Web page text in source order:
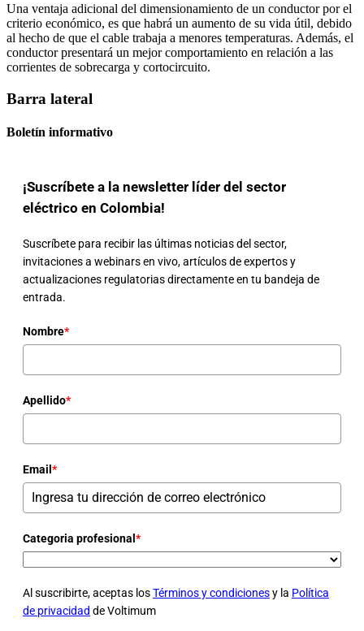
Una ventaja adicional del dimensionamiento de un conductor por el
criterio económico, es que habrá un aumento de su vida útil, debido
al hecho de que el cable trabaja a menores temperaturas. Además, el
conductor presentará un mejor comportamiento en relación a las
corrientes de sobrecarga y cortocircuito.
Barra lateral
Boletín informativo
¡Suscríbete a la newsletter líder del sector
eléctrico en Colombia!
Suscríbete para recibir las últimas noticias del sector,
invitaciones a webinars en vivo, artículos de expertos y
actualizaciones regulatorias directamente en tu bandeja de
entrada.
Nombre*
Apellido*
Email *
Categoria profesional *
Al suscribirte, aceptas losTérminos y condicionesy la Política
de privacidad de Voltimum